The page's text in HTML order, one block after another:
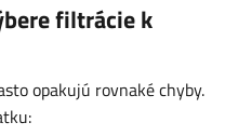
filtrácie k
opakujú rovnaké chyby.